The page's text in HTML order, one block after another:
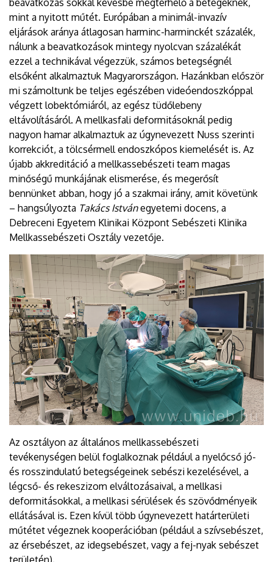
beavatkozás sokkal kevésbé megterhelő a betegeknek,
mint a nyitott műtét. Európában a minimál-invazív
eljárások aránya átlagosan harminc-harminckét százalék,
nálunk a beavatkozások mintegy nyolcvan százalékát
ezzel a technikával végezzük, számos betegségnél
elsőként alkalmaztuk Magyarországon. Hazánkban először
mi számoltunk be teljes egészében videóendoszkóppal
végzett lobektómiáról, az egész tüdőlebeny
eltávolításáról. A mellkasfali deformitásoknál pedig
nagyon hamar alkalmaztuk az úgynevezett Nuss szerinti
korrekciót, a tölcsérmell endoszkópos kiemelését is. Az
újabb akkreditáció a mellkassebészeti team magas
minőségű munkájának elismerése, és megerősít
bennünket abban, hogy jó a szakmai irány, amit követünk
– hangsúlyozta Takács Istvánegyetemi docens, a
Debreceni Egyetem Klinikai Központ Sebészeti Klinika
Mellkassebészeti Osztály vezetője.
Az osztályon az általános mellkassebészeti
tevékenységen belül foglalkoznak például a nyelőcső jó-
és rosszindulatú betegségeinek sebészi kezelésével, a
légcső- és rekeszizom elváltozásaival, a mellkasi
deformitásokkal, a mellkasi sérülések és szövődményeik
ellátásával is. Ezen kívül több úgynevezett határterületi
műtétet végeznek kooperációban (például a szívsebészet,
az érsebészet, az idegsebészet, vagy a fej-nyak sebészet
területén).